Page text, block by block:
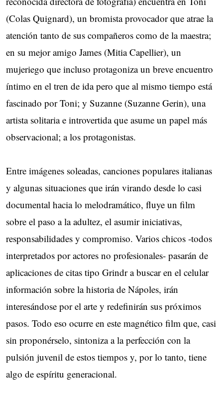
(Colas Quignard), un bromista provocador que atrae la
atención tanto de sus compañeros como de la maestra;
en su mejor amigo James (Mitia Capellier), un
mujeriego que incluso protagoniza un breve encuentro
íntimo en el tren de ida pero que al mismo tiempo está
fascinado por Toni; y Suzanne (Suzanne Gerin), una
artista solitaria e introvertida que asume un papel más
observacional; a los protagonistas.
Entre imágenes soleadas, canciones populares italianas
y algunas situaciones que irán virando desde lo casi
documental hacia lo melodramático, fluye un film
sobre el paso a la adultez, el asumir iniciativas,
responsabilidades y compromiso. Varios chicos -todos
interpretados por actores no profesionales- pasarán de
aplicaciones de citas tipo Grindr a buscar en el celular
información sobre la historia de Nápoles, irán
interesándose por el arte y redefinirán sus próximos
pasos. Todo eso ocurre en este magnético film que, casi
sin proponérselo, sintoniza a la perfección con la
pulsión juvenil de estos tiempos y, por lo tanto, tiene
algo de espíritu generacional.